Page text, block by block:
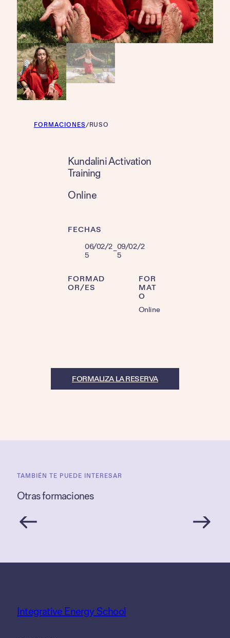
FORMACIONES/RUSO
Kundalini Activation
Training
Online
FECHAS
06/02/2
5
–09/02/2
5
FORMAD
OR/ES
FOR
MAT
O
Online
FORMALIZA LA RESERVA
TAMBIÉN TE PUEDE INTERESAR
Otras formaciones
Integrative Energy School